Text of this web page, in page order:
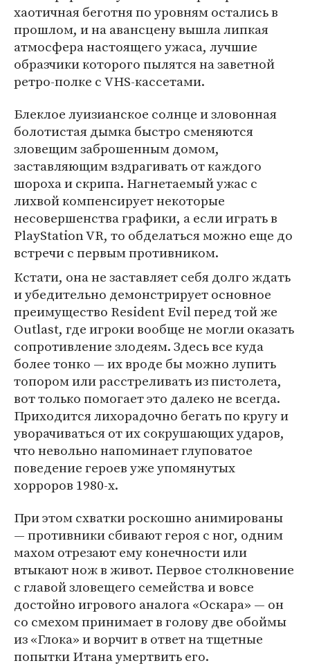
хаотичная беготня по уровням остались в
прошлом, и на авансцену вышла липкая
атмосфера настоящего ужаса, лучшие
образчики которого пылятся на заветной
ретро-полке с VHS-кассетами.
Блеклое луизианское солнце и зловонная
болотистая дымка быстро сменяются
зловещим заброшенным домом,
заставляющим вздрагивать от каждого
шороха и скрипа. Нагнетаемый ужас с
лихвой компенсирует некоторые
несовершенства графики, а если играть в
PlayStation VR, то обделаться можно еще до
встречи с первым противником.
Кстати, она не заставляет себя долго ждать
и убедительно демонстрирует основное
преимущество Resident Evil перед той же
Outlast, где игроки вообще не могли оказать
сопротивление злодеям. Здесь все куда
более тонко — их вроде бы можно лупить
топором или расстреливать из пистолета,
вот только помогает это далеко не всегда.
Приходится лихорадочно бегать по кругу и
уворачиваться от их сокрушающих ударов,
что невольно напоминает глуповатое
поведение героев уже упомянутых
хорроров 1980-х.
При этом схватки роскошно анимированы
— противники сбивают героя с ног, одним
махом отрезают ему конечности или
втыкают нож в живот. Первое столкновение
с главой зловещего семейства и вовсе
достойно игрового аналога «Оскара» — он
со смехом принимает в голову две обоймы
из «Глока» и ворчит в ответ на тщетные
попытки Итана умертвить его.